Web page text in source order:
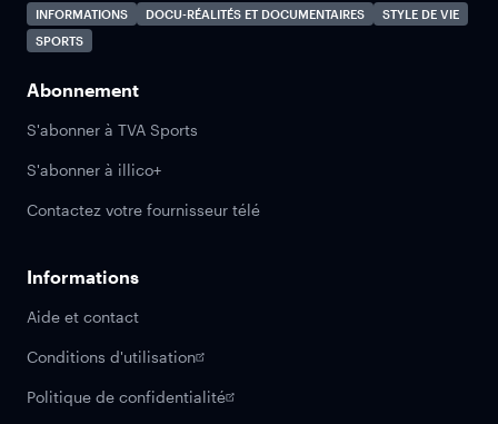
INFORMATIONS
DOCU-RÉALITÉS ET DOCUMENTAIRES
STYLE DE VIE
SPORTS
Abonnement
S'abonner à TVA Sports
S'abonner à illico+
Contactez votre fournisseur télé
Informations
Aide et contact
Conditions d'utilisation
Politique de confidentialité